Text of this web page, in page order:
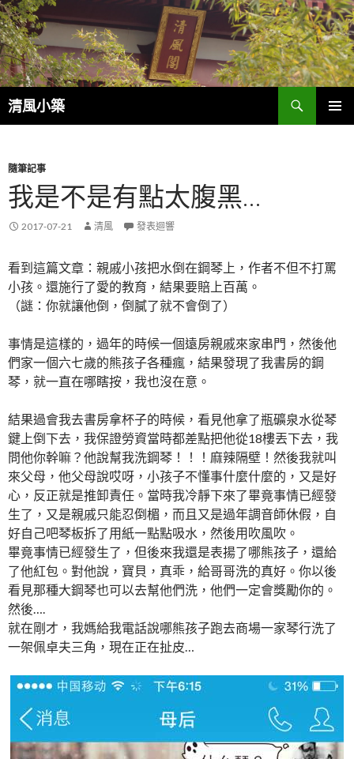
清風小築
搜
尋
容
隨筆記事
我是不是有點太腹黑…
2017-07-21 清風 發表迴響
看到這篇文章：親戚小孩把水倒在鋼琴上，作者不但不打罵
小孩。還施行了愛的教育，結果要賠上百萬。
（謎：你就讓他倒，倒膩了就不會倒了）
事情是這樣的，過年的時候一個遠房親戚來家串門，然後他
們家一個六七歲的熊孩子各種瘋，結果發現了我書房的鋼
琴，就一直在哪瞎按，我也沒在意。
結果過會我去書房拿杯子的時候，看見他拿了瓶礦泉水從琴
鍵上倒下去，我保證勞資當時都差點把他從18樓丟下去，我
問他你幹嘛？他說幫我洗鋼琴！！！麻辣隔壁！然後我就叫
來父母，他父母說哎呀，小孩子不懂事什麼什麼的，又是好
心，反正就是推卸責任。當時我冷靜下來了畢竟事情已經發
生了，又是親戚只能忍倒楣，而且又是過年調音師休假，自
好自己吧琴板拆了用紙一點點吸水，然後用吹風吹。
畢竟事情已經發生了，但後來我還是表揚了哪熊孩子，還給
了他紅包。對他說，寶貝，真乖，給哥哥洗的真好。你以後
看見那種大鋼琴也可以去幫他們洗，他們一定會獎勵你的。
然後….
就在剛才，我媽給我電話說哪熊孩子跑去商場一家琴行洗了
一架佩卓夫三角，現在正在扯皮…